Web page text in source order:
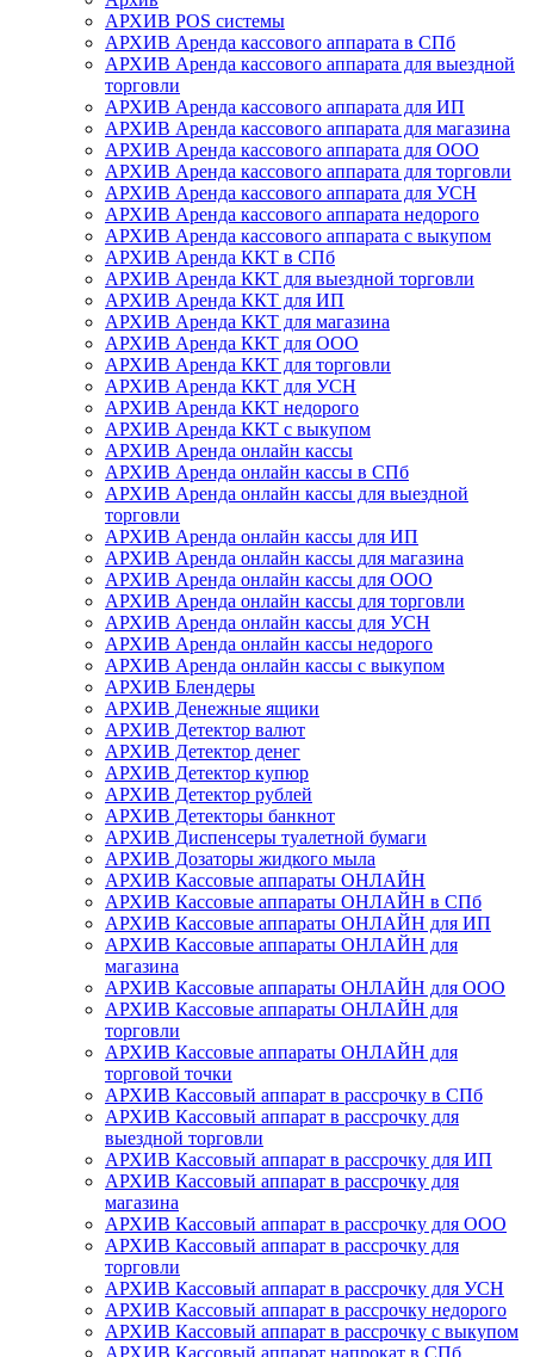
АРХИВ POS системы
АРХИВ Аренда кассового аппарата в СПб
АРХИВ Аренда кассового аппарата для выездной
торговли
АРХИВ Аренда кассового аппарата для ИП
АРХИВ Аренда кассового аппарата для магазина
АРХИВ Аренда кассового аппарата для ООО
АРХИВ Аренда кассового аппарата для торговли
АРХИВ Аренда кассового аппарата для УСН
АРХИВ Аренда кассового аппарата недорого
АРХИВ Аренда кассового аппарата с выкупом
АРХИВ Аренда ККТ в СПб
АРХИВ Аренда ККТ для выездной торговли
АРХИВ Аренда ККТ для ИП
АРХИВ Аренда ККТ для магазина
АРХИВ Аренда ККТ для ООО
АРХИВ Аренда ККТ для торговли
АРХИВ Аренда ККТ для УСН
АРХИВ Аренда ККТ недорого
АРХИВ Аренда ККТ с выкупом
АРХИВ Аренда онлайн кассы
АРХИВ Аренда онлайн кассы в СПб
АРХИВ Аренда онлайн кассы для выездной
торговли
АРХИВ Аренда онлайн кассы для ИП
АРХИВ Аренда онлайн кассы для магазина
АРХИВ Аренда онлайн кассы для ООО
АРХИВ Аренда онлайн кассы для торговли
АРХИВ Аренда онлайн кассы для УСН
АРХИВ Аренда онлайн кассы недорого
АРХИВ Аренда онлайн кассы с выкупом
АРХИВ Блендеры
АРХИВ Денежные ящики
АРХИВ Детектор валют
АРХИВ Детектор денег
АРХИВ Детектор купюр
АРХИВ Детектор рублей
АРХИВ Детекторы банкнот
АРХИВ Диспенсеры туалетной бумаги
АРХИВ Дозаторы жидкого мыла
АРХИВ Кассовые аппараты ОНЛАЙН
АРХИВ Кассовые аппараты ОНЛАЙН в СПб
АРХИВ Кассовые аппараты ОНЛАЙН для ИП
АРХИВ Кассовые аппараты ОНЛАЙН для
магазина
АРХИВ Кассовые аппараты ОНЛАЙН для ООО
АРХИВ Кассовые аппараты ОНЛАЙН для
торговли
АРХИВ Кассовые аппараты ОНЛАЙН для
торговой точки
АРХИВ Кассовый аппарат в рассрочку в СПб
АРХИВ Кассовый аппарат в рассрочку для
выездной торговли
АРХИВ Кассовый аппарат в рассрочку для ИП
АРХИВ Кассовый аппарат в рассрочку для
магазина
АРХИВ Кассовый аппарат в рассрочку для ООО
АРХИВ Кассовый аппарат в рассрочку для
торговли
АРХИВ Кассовый аппарат в рассрочку для УСН
АРХИВ Кассовый аппарат в рассрочку недорого
АРХИВ Кассовый аппарат в рассрочку с выкупом